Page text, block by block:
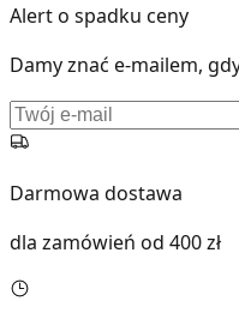
Alert o spadku ceny
Damy znać e-mailem,
Darmowa dostawa
dla zamówień od 400 zł